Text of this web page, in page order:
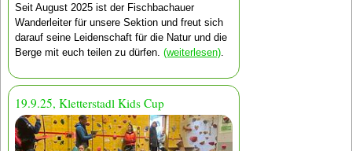
Seit August 2025 ist der Fischbachauer
Wanderleiter für unsere Sektion und freut sich
darauf seine Leidenschaft für die Natur und die
Berge mit euch teilen zu dürfen. (weiterlesen).
19.9.25, Kletterstadl Kids Cup